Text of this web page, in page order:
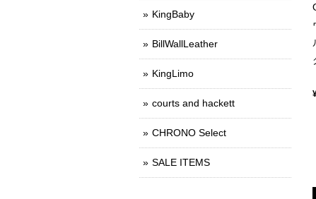
KingBaby
BillWallLeather
KingLimo
courts and hackett
CHRONO Select
SALE ITEMS